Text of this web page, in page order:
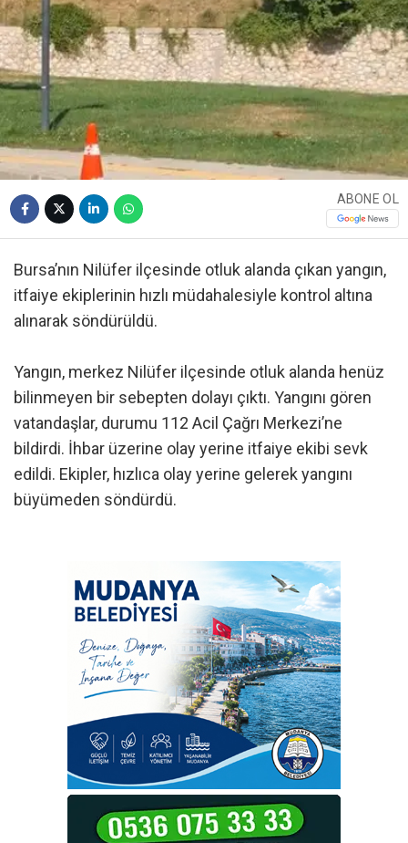
ABONE OL
Bursa’nın Nilüfer ilçesinde otluk alanda çıkan yangın,
itfaiye ekiplerinin hızlı müdahalesiyle kontrol altına
alınarak söndürüldü.
Yangın, merkez Nilüfer ilçesinde otluk alanda henüz
bilinmeyen bir sebepten dolayı çıktı. Yangını gören
vatandaşlar, durumu 112 Acil Çağrı Merkezi’ne
bildirdi. İhbar üzerine olay yerine itfaiye ekibi sevk
edildi. Ekipler, hızlıca olay yerine gelerek yangını
büyümeden söndürdü.